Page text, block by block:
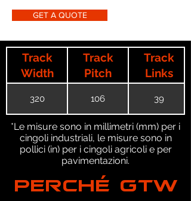
GET A QUOTE
Track
Width
Track
Pitch
Track
Links
320 106 39
*Le misure sono in millimetri (mm) per i
cingoli industriali, le misure sono in
pollici (in) per i cingoli agricoli e per
pavimentazioni.
PERCHÉ GTW